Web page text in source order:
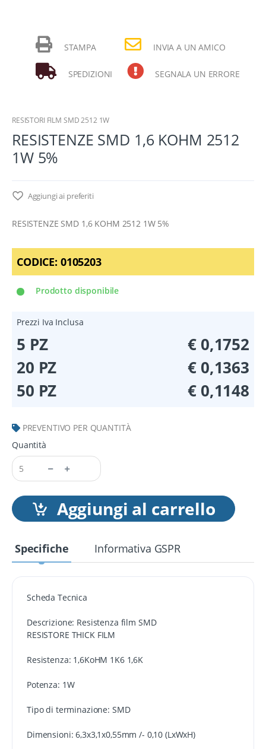
STAMPA INVIA A UN AMICO
SPEDIZIONI SEGNALA UN ERRORE
RESISTORI FILM SMD 2512 1W
RESISTENZE SMD 1,6 KOHM 2512
1W 5%
Aggiungi ai preferiti
RESISTENZE SMD 1,6 KOHM 2512 1W 5%
CODICE: 0105203
Prodotto disponibile
Prezzi Iva Inclusa
5 PZ
€ 0,1752
20 PZ
€ 0,1363
50 PZ
€ 0,1148
PREVENTIVO PER QUANTITÀ
Quantità
Aggiungi al carrello
Specifiche Informativa GSPR
Scheda Tecnica
Descrizione: Resistenza film SMD
RESISTORE THICK FILM
Resistenza: 1,6KoHM 1K6 1,6K
Potenza: 1W
Tipo di terminazione: SMD
Dimensioni: 6,3x3,1x0,55mm /- 0,10 (LxWxH)